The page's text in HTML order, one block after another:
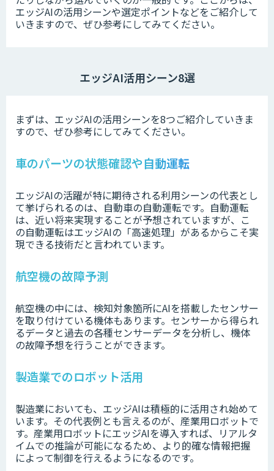
エッジAIの活用シーンや選定ポイントなどをご紹介して
いきますので、ぜひ参考にしてみてください。
エッジAI活用シーン8選
まずは、エッジAIの活用シーンを8つご紹介していきま
すので、ぜひ参考にしてみてください。
車のパーツの状態確認や自動運転
エッジAIの活躍が特に期待される利用シーンの代表とし
て挙げられるのは、自動車の自動運転です。自動運転
は、近い将来実現することが予想されていますが、こ
の自動運転はエッジAIの「高速処理」があるからこそ実
現できる技術だと言われています。
航空機の故障予測
航空機の中には、検知対象箇所にAIを搭載したセンサー
を取り付けている機体もあります。センサーから得られ
るデータと過去の各種センサーデータを分析し、機体
の故障予想を行うことができます。
製造業でのロボット活用
製造業においても、エッジAIは積極的に活用され始めて
います。その代表例とも言えるのが、産業用ロボットで
す。産業用ロボットにエッジAIを導入すれば、リアルタ
イムでの推論が可能になるため、より的確な情報把握
によって制御を行えるようになるのです。